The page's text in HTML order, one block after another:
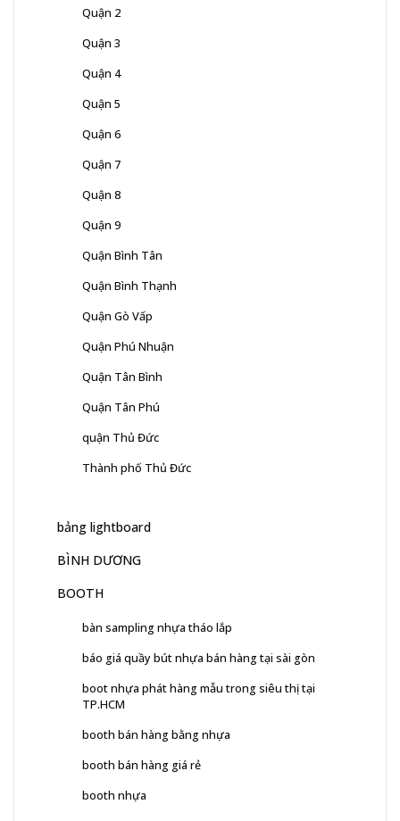
Quận 2
Quận 3
Quận 4
Quận 5
Quận 6
Quận 7
Quận 8
Quận 9
Quận Bình Tân
Quận Bình Thạnh
Quận Gò Vấp
Quận Phú Nhuận
Quận Tân Bình
Quận Tân Phú
quận Thủ Đức
Thành phố Thủ Đức
bảng lightboard
BÌNH DƯƠNG
BOOTH
bàn sampling nhựa tháo lắp
báo giá quầy bút nhựa bán hàng tại sài gòn
boot nhựa phát hàng mẫu trong siêu thị tại
TP.HCM
booth bán hàng bằng nhựa
booth bán hàng giá rẻ
booth nhựa